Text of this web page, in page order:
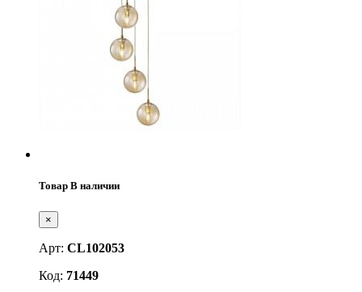
Товар В наличии
×
Арт: CL102053
Код: 71449